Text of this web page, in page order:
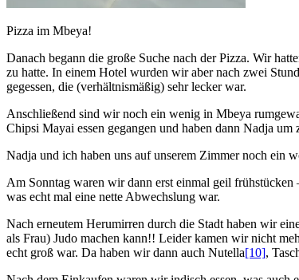
Pizza im Mbeya!
Danach begann die große Suche nach der Pizza. Wir
zu hatte. In einem Hotel wurden wir aber nach zwei
gegessen, die (verhältnismäßig) sehr lecker war.
Anschließend sind wir noch ein wenig in Mbeya
Chipsi Mayai essen gegangen und haben dann Nadja
Nadja und ich haben uns auf unserem Zimmer noch ein
Am Sonntag waren wir dann erst einmal geil
was echt mal eine nette Abwechslung war.
Nach erneutem Herumirren durch die Stadt haben wir
als Frau) Judo machen kann!! Leider kamen wir nicht
echt groß war. Da haben wir dann auch Nutella[10],